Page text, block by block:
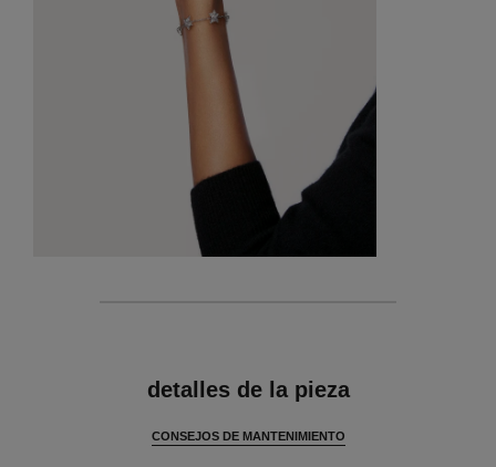
detalles de la pieza
CONSEJOS DE MANTENIMIENTO